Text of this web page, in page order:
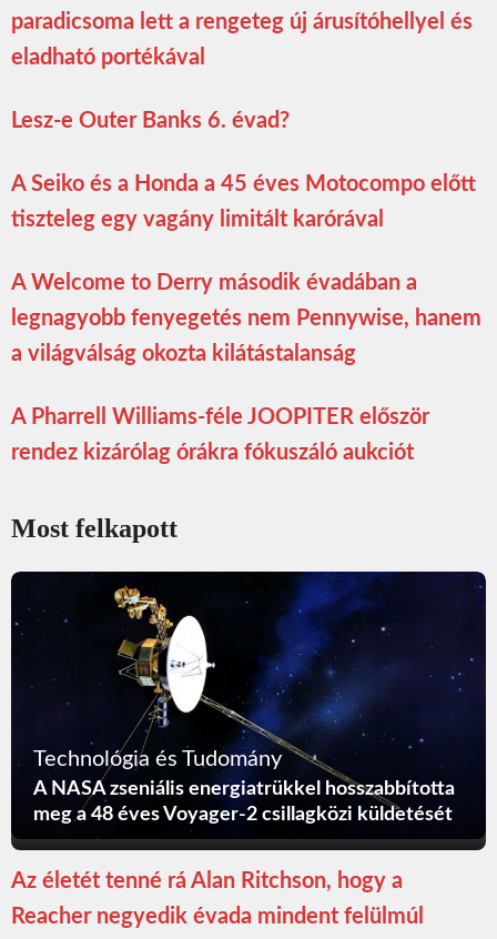
paradicsoma lett a rengeteg új árusítóhellyel és
eladható portékával
Lesz-e Outer Banks 6. évad?
A Seiko és a Honda a 45 éves Motocompo előtt
tiszteleg egy vagány limitált karórával
A Welcome to Derry második évadában a
legnagyobb fenyegetés nem Pennywise, hanem
a világválság okozta kilátástalanság
A Pharrell Williams-féle JOOPITER először
rendez kizárólag órákra fókuszáló aukciót
Most felkapott
Technológia és Tudomány
A NASA zseniális energiatrükkel hosszabbította
meg a 48 éves Voyager-2 csillagközi küldetését
Az életét tenné rá Alan Ritchson, hogy a
Reacher negyedik évada mindent felülmúl